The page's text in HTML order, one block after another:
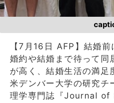
【7月16日 AFP】結婚前
婚約や結婚まで待って同
が高く、結婚生活の満足
米デンバー大学の研究チ
理学専門誌『Journal of